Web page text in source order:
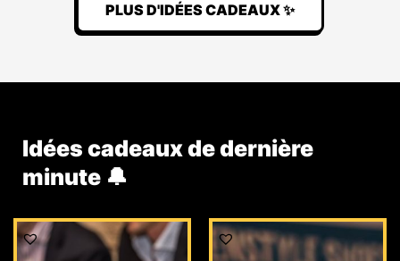
PLUS D'IDÉES CADEAUX ✨
Idées cadeaux de dernière
minute 🔔